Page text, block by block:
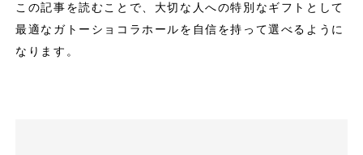
この記事を読むことで、大切な人への特別なギフトとして
最適なガトーショコラホールを自信を持って選べるように
なります。